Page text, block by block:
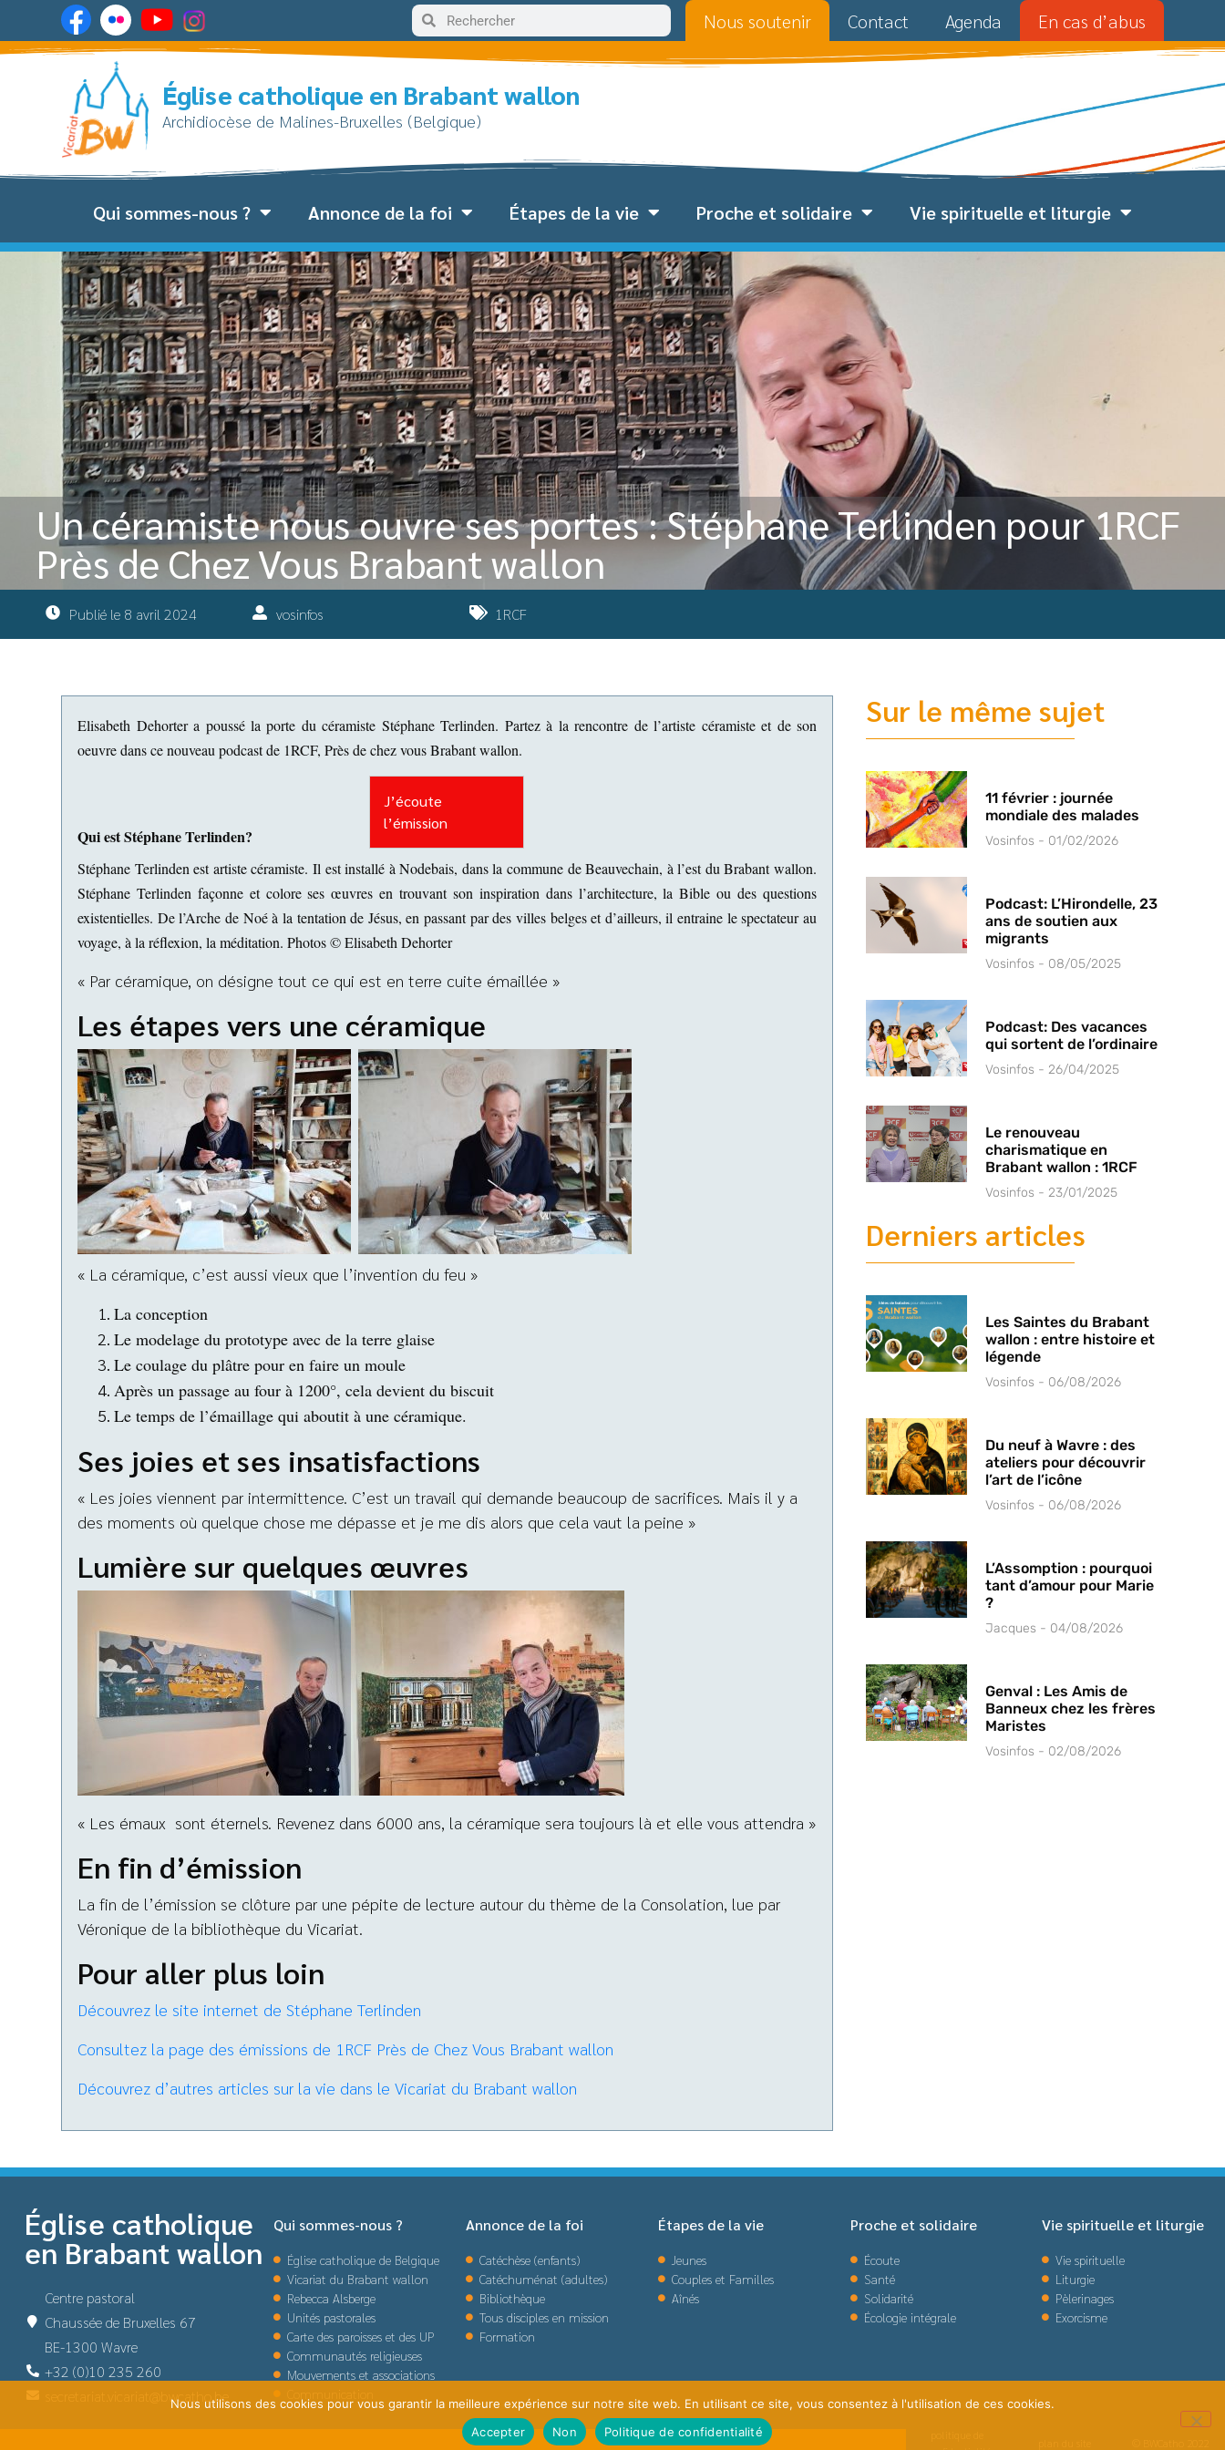
Nous soutenir Contact Agenda En cas d’abus
Église catholique en Brabant wallon
Archidiocèse de Malines-Bruxelles (Belgique)
Qui sommes-nous ? Annonce de la foi Étapes de la vie Proche et solidaire Vie spirituelle et liturgie
Un céramiste nous ouvre ses portes : Stéphane Terlinden pour 1RCF
Près de Chez Vous Brabant wallon
Publié le 8 avril 2024 vosinfos 1RCF
Elisabeth Dehorter a poussé la porte du céramiste Stéphane Terlinden. Partez à la rencontre de l’artiste céramiste et de son
oeuvre dans ce nouveau podcast de 1RCF, Près de chez vous Brabant wallon.
J’écoute
l’émission
Qui est Stéphane Terlinden?
Stéphane Terlinden est artiste céramiste. Il est installé à Nodebais, dans la commune de Beauvechain, à l’est du Brabant wallon.
Stéphane Terlinden façonne et colore ses œuvres en trouvant son inspiration dans l’architecture, la Bible ou des questions
existentielles. De l’Arche de Noé à la tentation de Jésus, en passant par des villes belges et d’ailleurs, il entraine le spectateur au
voyage, à la réflexion, la méditation. Photos© Elisabeth Dehorter
« Par céramique, on désigne tout ce qui est en terre cuite émaillée »
Les étapes vers une céramique
« La céramique, c’est aussi vieux que l’invention du feu »
La conception
Le modelage du prototype avec de la terre glaise
Le coulage du plâtre pour en faire un moule
Après un passage au four à 1200°, cela devient du biscuit
Le temps de l’émaillage qui aboutit à une céramique.
Ses joies et ses insatisfactions
« Les joies viennent par intermittence. C’est un travail qui demande beaucoup de sacrifices. Mais il y a
des moments où quelque chose me dépasse et je me dis alors que cela vaut la peine »
Lumière sur quelques œuvres
« Les émaux sont éternels. Revenez dans 6000 ans, la céramique sera toujours là et elle vous attendra »
En fin d’émission
La fin de l’émission se clôture par une pépite de lecture autour du thème de la Consolation, lue par
Véronique de la bibliothèque du Vicariat.
Pour aller plus loin
Découvrez le site internet de Stéphane Terlinden
Consultez la page des émissions de 1RCF Près de Chez Vous Brabant wallon
Découvrez d’autres articles sur la vie dans le Vicariat du Brabant wallon
Sur le même sujet
11 février : journée
mondiale des malades
Vosinfos 01/02/2026
Podcast: L’Hirondelle, 23
ans de soutien aux
migrants
Vosinfos 08/05/2025
Podcast: Des vacances
qui sortent de l’ordinaire
Vosinfos 26/04/2025
Le renouveau
charismatique en
Brabant wallon : 1RCF
Vosinfos 23/01/2025
Derniers articles
Les Saintes du Brabant
wallon : entre histoire et
légende
Vosinfos 06/08/2026
Du neuf à Wavre : des
ateliers pour découvrir
l’art de l’icône
Vosinfos 06/08/2026
L’Assomption : pourquoi
tant d’amour pour Marie
?
Jacques 04/08/2026
Genval : Les Amis de
Banneux chez les frères
Maristes
Vosinfos 02/08/2026
Église catholique
en Brabant wallon
Centre pastoral
Chaussée de Bruxelles 67
BE-1300 Wavre
+32 (0)10 235 260
secretariat.vicariat@bwcatho.be
Qui sommes-nous ?
Église catholique de Belgique
Vicariat du Brabant wallon
Rebecca Alsberge
Unités pastorales
Carte des paroisses et des UP
Communautés religieuses
Mouvements et associations
Annonce de la foi
Catéchèse (enfants)
Catéchuménat (adultes)
Bibliothèque
Tous disciples en mission
Formation
Étapes de la vie
Jeunes
Couples et Familles
Aînés
Proche et solidaire
Écoute
Santé
Solidarité
Écologie intégrale
Vie spirituelle et liturgie
Vie spirituelle
Liturgie
Pèlerinages
Exorcisme
Nous utilisons des cookies pour vous garantir la meilleure expérience sur notre site web. En utilisant ce site, vous consentez à l'utilisation de ces cookies.
Accepter
Non Politique de confidentialité